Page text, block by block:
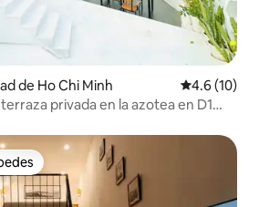
de Ho Chi Minh Calificación
4.6 (10)
privada en la azotea en D1